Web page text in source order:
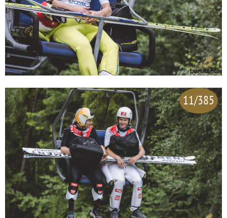
11/385